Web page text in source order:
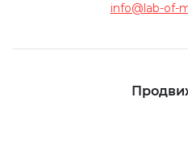
info@lab-of-